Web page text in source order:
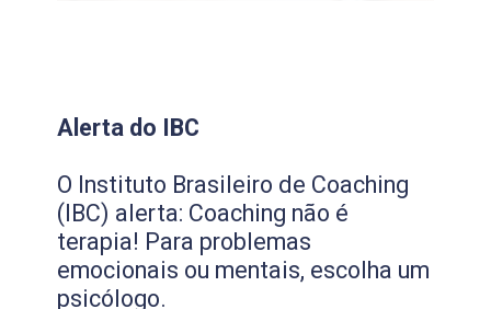
Alerta do IBC
O Instituto Brasileiro de Coaching
(IBC) alerta: Coaching não é
terapia! Para problemas
emocionais ou mentais, escolha um
psicólogo.